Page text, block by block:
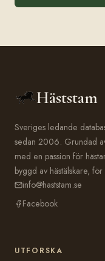
Häststam
Sveriges ledande
sedan 2006. Grundad
med en passion för
byggd av hästälskare, för
info@haststam.se
Facebook
UTFORSKA